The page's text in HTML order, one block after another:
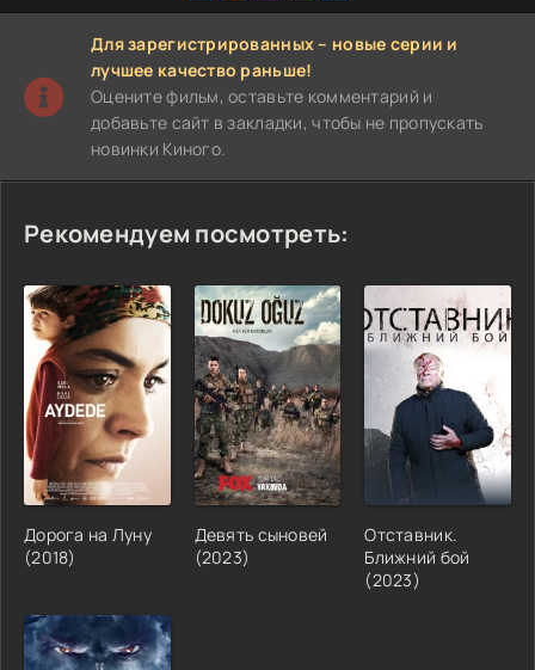
Для зарегистрированных – новые серии и
лучшее качество раньше!
Оцените фильм, оставьте комментарий и
добавьте сайт в закладки, чтобы не пропускать
новинки Киного.
Рекомендуем посмотреть:
Дорога на Луну
(2018)
Девять сыновей
(2023)
Отставник.
Ближний бой
(2023)